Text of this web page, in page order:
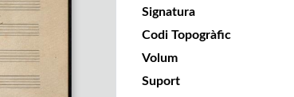
Signatura
Codi Topogràfic
Volum
Suport